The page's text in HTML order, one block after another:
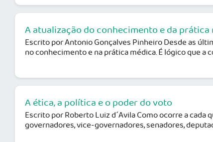
A atualização do conhecimento e da prática
Escrito por Antonio Gonçalves Pinheiro Desde as
no conhecimento e na prática médica. É lógico que a
A ética, a política e o poder do voto
Escrito por Roberto Luiz d´Avila Como ocorre a
governadores, vice-governadores, senadores,